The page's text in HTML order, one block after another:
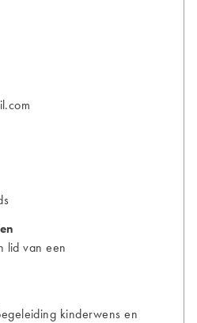
lid van een
kinderwens en